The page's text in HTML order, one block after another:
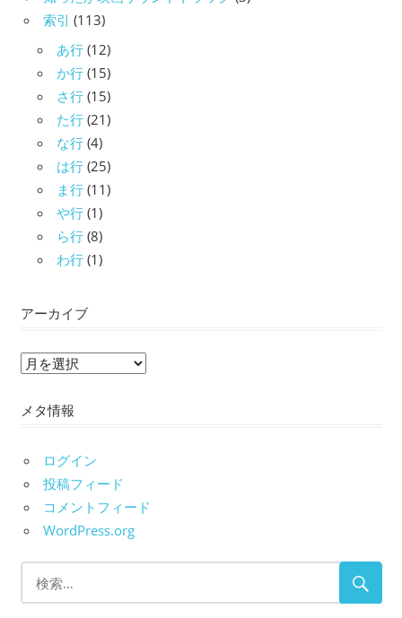
索引 (113)
あ行 (12)
か行 (15)
さ行 (15)
た行 (21)
な行 (4)
は行 (25)
ま行 (11)
や行 (1)
ら行 (8)
わ行 (1)
アーカイブ
ア
カ
ブ
メタ情報
ログイン
投稿フィード
コメントフィード
WordPress.org